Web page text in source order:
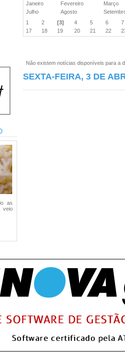
as
veio
Janeiro
Fevereiro
Março
Julho
Agosto
1
2 [3] 4 5 6
17
18 19 20 21 22
Não existem notícias disponíveis para a
SEXTA-FEIRA, 3 DE